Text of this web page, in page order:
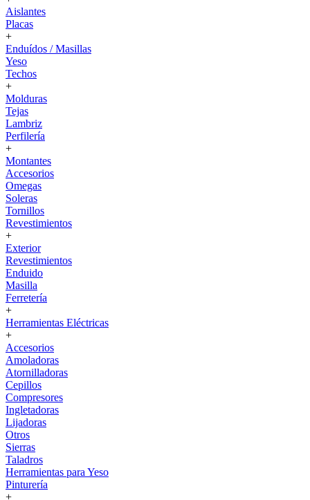
Aislantes
Placas
+
Enduídos / Masillas
Yeso
Techos
+
Molduras
Tejas
Lambriz
Perfilería
+
Montantes
Accesorios
Omegas
Soleras
Tornillos
Revestimientos
+
Exterior
Revestimientos
Enduido
Masilla
Ferretería
+
Herramientas Eléctricas
+
Accesorios
Amoladoras
Atornilladoras
Cepillos
Compresores
Ingletadoras
Lijadoras
Otros
Sierras
Taladros
Herramientas para Yeso
Pinturería
+